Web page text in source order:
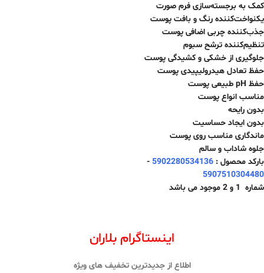
کمک به برجسته‌سازی فرم صورت
یکنواخت‌کننده رنگ و بافت پوست
جذب‌کننده چربی اضافی پوست
تنظیم‌کننده ترشح سبوم
جلوگیری از خشکی و کشیدگی پوست
حفظ تعادل هیدرولیپیدی پوست
حفظ pH طبیعی پوست
مناسب انواع پوست
بدون رایحه
بدون ایجاد حساسیت
ماندگاری مناسب روی پوست
جلوه شاداب و سالم
بارکد محصول : 5902280534136
-
5907510304480
شماره 1 و 2 موجود می باشد
اینستاگرام بلاران
اطلاع از جدیدترین تخفیف های ویژه